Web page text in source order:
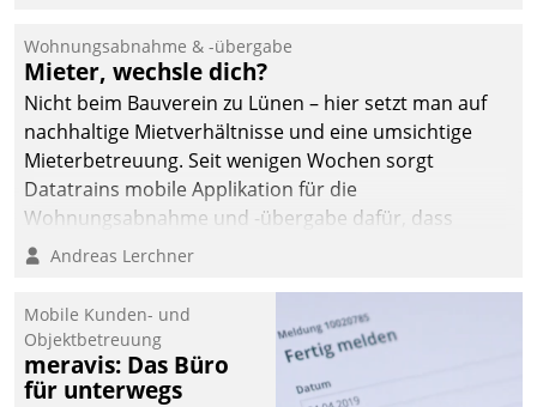
und Beschwerde-Management einen eigenen Kanal
ein.
Wohnungsabnahme & -übergabe
Mieter, wechsle dich?
Nicht beim Bauverein zu Lünen – hier setzt man auf
nachhaltige Mietverhältnisse und eine umsichtige
Mieterbetreuung. Seit wenigen Wochen sorgt
Datatrains mobile Applikation für die
Wohnungsabnahme und -übergabe dafür, dass
Mieter wohlgeordnet kommen und, so es sein muss,
Andreas Lerchner
Mobile Kunden- und
Objektbetreuung
meravis: Das Büro
für unterwegs